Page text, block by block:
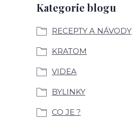
Kategorie blogu
RECEPTY A NÁVODY
KRATOM
VIDEA
BYLINKY
CO JE ?